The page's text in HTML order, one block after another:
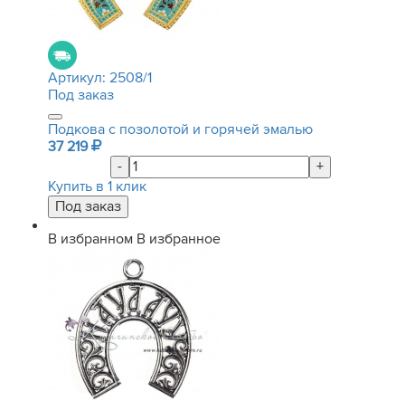
Артикул: 2508/1
Под заказ
Подкова с позолотой и горячей эмалью
37 219
-
+
Купить в 1 клик
В избранном В избранное